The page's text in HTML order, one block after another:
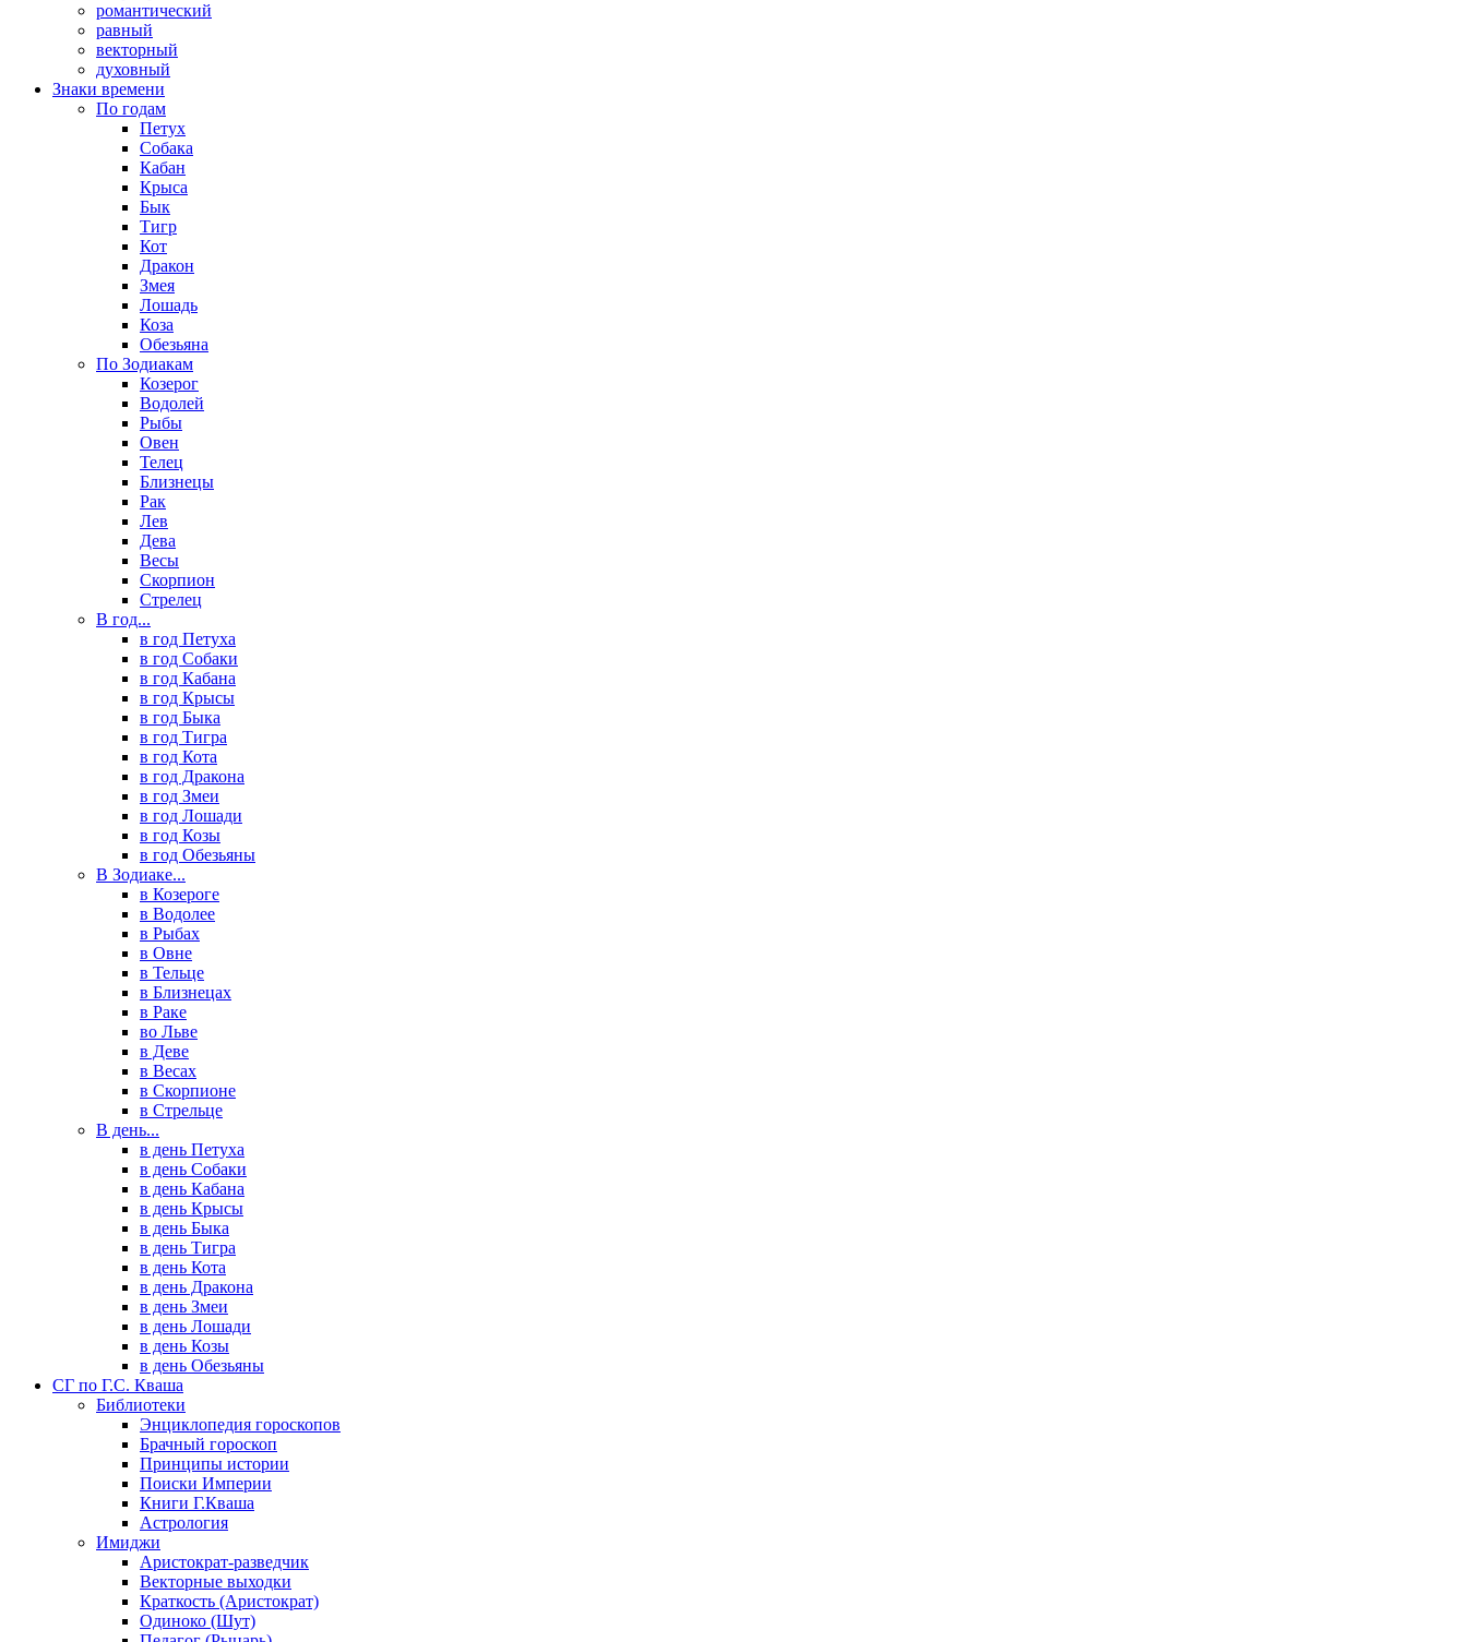
романтический
равный
векторный
духовный
Знаки времени
По годам
Петух
Собака
Кабан
Крыса
Бык
Тигр
Кот
Дракон
Змея
Лошадь
Коза
Обезьяна
По Зодиакам
Козерог
Водолей
Рыбы
Овен
Телец
Близнецы
Рак
Лев
Дева
Весы
Скорпион
Стрелец
В год...
в год Петуха
в год Собаки
в год Кабана
в год Крысы
в год Быка
в год Тигра
в год Кота
в год Дракона
в год Змеи
в год Лошади
в год Козы
в год Обезьяны
В Зодиаке...
в Козероге
в Водолее
в Рыбах
в Овне
в Тельце
в Близнецах
в Раке
во Льве
в Деве
в Весах
в Скорпионе
в Стрельце
В день...
в день Петуха
в день Собаки
в день Кабана
в день Крысы
в день Быка
в день Тигра
в день Кота
в день Дракона
в день Змеи
в день Лошади
в день Козы
в день Обезьяны
СГ по Г.С. Кваша
Библиотеки
Энциклопедия гороскопов
Брачный гороскоп
Принципы истории
Поиски Империи
Книги Г.Кваша
Астрология
Имиджи
Аристократ-разведчик
Векторные выходки
Краткость (Аристократ)
Одиноко (Шут)